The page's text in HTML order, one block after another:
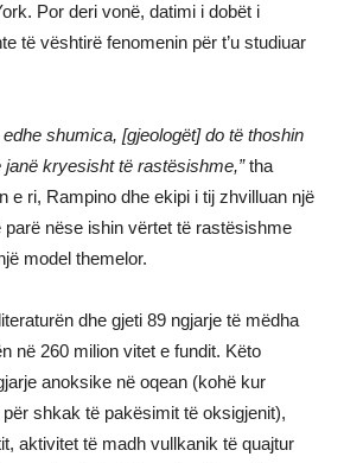
Por deri vonë, datimi i dobët i
të vështirë fenomenin për t’u studiuar
shumica, [gjeologët] do të thoshin
janë kryesisht të rastësishme,”tha
e ri, Rampino dhe ekipi i tij zhvilluan një
nëse ishin vërtet të rastësishme
model themelor.
dhe gjeti 89 ngjarje të mëdha
në 260 milion vitet e fundit. Këto
anoksike në oqean (kohë kur
shkak të pakësimit të oksigjenit),
aktivitet të madh vullkanik të quajtur